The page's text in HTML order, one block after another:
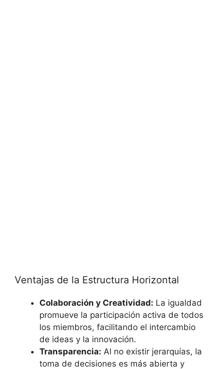
Ventajas de la Estructura Horizontal
Colaboración y Creatividad: La igualdad
promueve la participación activa de todos
los miembros, facilitando el intercambio
de ideas y la innovación.
Transparencia: Al no existir jerarquías, la
toma de decisiones es más abierta y